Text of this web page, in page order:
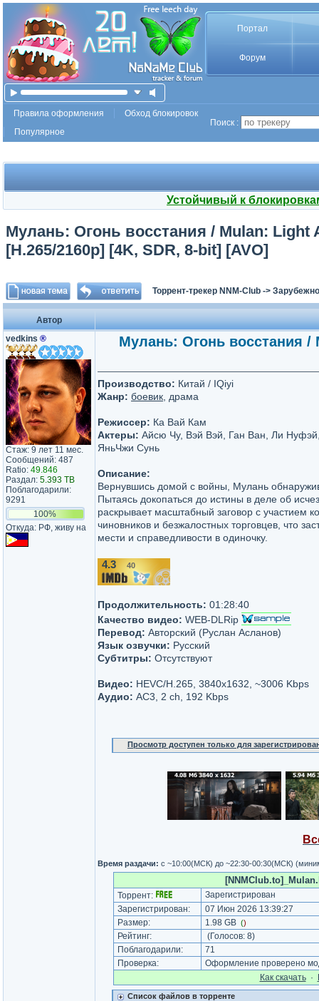
Портал
Форум
Правила оформления
Обход блокировок
Популярное
Поиск :
Устойчивый к
Мулань: Огонь восстания / Mulan: Light
[H.265/2160p] [4K, SDR, 8-bit] [AVO]
Торрент-трекер NNM-Club ->
Автор
vedkins ®
Стаж: 9 лет 11 мес.
Сообщений: 487
Ratio: 49.846
Раздал: 5.393 TB
Поблагодарили:
9291
100%
Откуда: РФ, живу на
Мулань: Огонь восстания /
Производство: Китай / IQiyi
Жанр: боевик , драма
Режиссер: Ка Вай Кам
Актеры: Айсю Чу, Вэй Вэй, Ган Ван, Ли
ЯньЧжи Сунь
Описание:
Вернувшись домой с войны, Мулань
Пытаясь докопаться до истины в деле об
раскрывает масштабный заговор с участием
чиновников и безжалостных торговцев, что
мести и справедливости в одиночку.
4.3 40
Продолжительность: 01:28:40
Качество видео: WEB-DLRip
Перевод: Авторский (Руслан Асланов)
Язык озвучки: Русский
Субтитры: Отсутствуют
Видео: HEVC/H.265, 3840x1632, ~3006 Kbps
Аудио: AC3, 2 ch, 192 Kbps
Просмотр доступен только для
Время раздачи: с ~10:00(МСК) до ~22:30-00:30(МСК)
Торрент:
Зарегистрирован
Зарегистрирован:
07 Июн 2026 13:39:27
Размер:
1.98 GB ()
Рейтинг: (Голосов: 8)
Поблагодарили:
71
Проверка:
Оформление проверено
Как cкачать·
Список файлов в торренте